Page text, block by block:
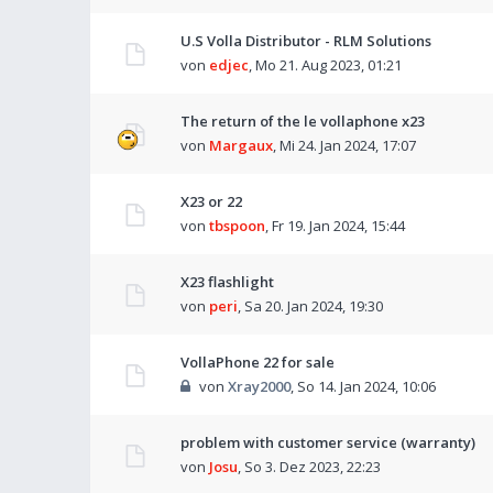
U.S Volla Distributor - RLM Solutions
von edjec,Mo 21. Aug 2023, 01:21
The return of the le vollaphone x23
von Margaux,Mi 24. Jan 2024, 17:07
X23 or 22
von tbspoon,Fr 19. Jan 2024, 15:44
X23 flashlight
von peri, Sa 20. Jan 2024, 19:30
VollaPhone 22 for sale
von Xray2000, So 14. Jan 2024, 10:06
problem with customer service (warranty)
von Josu, So 3. Dez 2023, 22:23